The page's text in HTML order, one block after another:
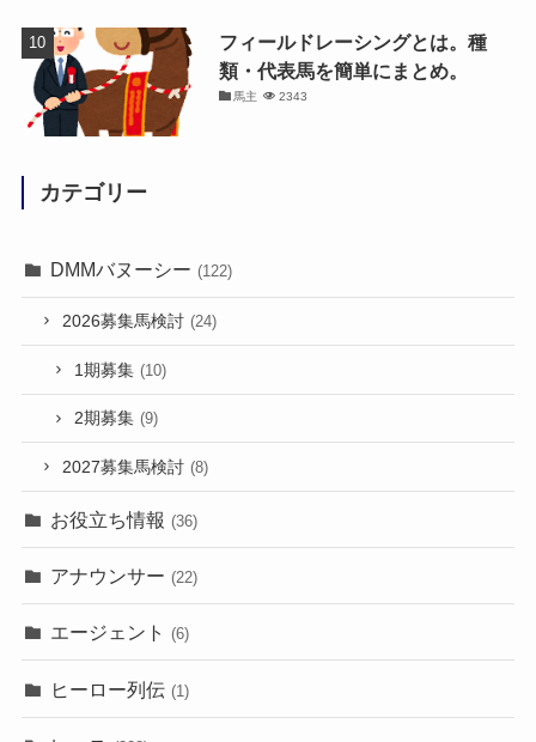
フィールドレーシングとは。種
類・代表馬を簡単にまとめ。
馬主 2343
カテゴリー
DMMバヌーシー (122)
2026募集馬検討 (24)
1期募集 (10)
2期募集 (9)
2027募集馬検討 (8)
お役立ち情報 (36)
アナウンサー (22)
エージェント (6)
ヒーロー列伝 (1)